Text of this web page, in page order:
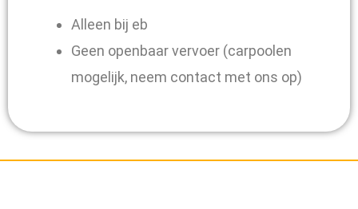
Alleen bij eb
Geen openbaar vervoer (carpoolen
mogelijk, neem contact met ons op)